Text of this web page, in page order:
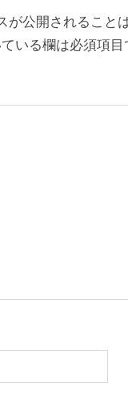
が公開されること
いる欄は必須項目